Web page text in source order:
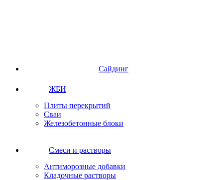
Сайдинг
ЖБИ
Плиты перекрытий
Сваи
Железобетонные блоки
Cмеси и растворы
Антиморозные добавки
Кладочные растворы